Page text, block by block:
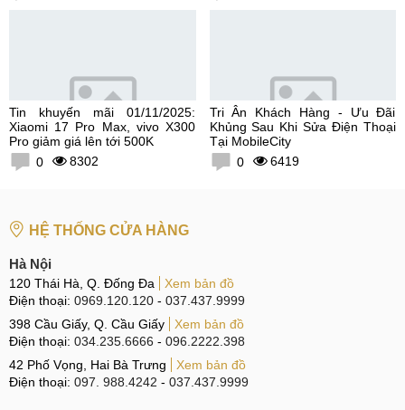
Tin khuyến mãi 01/11/2025:
Xiaomi 17 Pro Max, vivo X300
Pro giảm giá lên tới 500K
0
8302
Tri Ân Khách Hàng - Ưu Đãi
Khủng Sau Khi Sửa Điện Thoại
Tại MobileCity
0
6419
HỆ THỐNG CỬA HÀNG
Hà Nội
120 Thái Hà, Q. Đống Đa
Xem bản đồ
Điện thoại: 0969.120.120 - 037.437.9999
398 Cầu Giấy, Q. Cầu Giấy
Xem bản đồ
Điện thoại: 034.235.6666 - 096.2222.398
42 Phố Vọng, Hai Bà Trưng
Xem bản đồ
Điện thoại: 097. 988.4242 - 037.437.9999